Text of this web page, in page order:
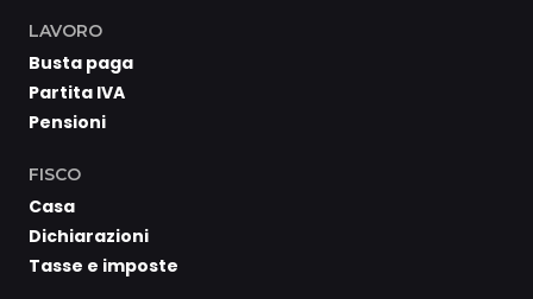
LAVORO
Busta paga
Partita IVA
Pensioni
FISCO
Casa
Dichiarazioni
Tasse e imposte